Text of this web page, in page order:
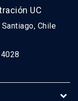
UC
Chile